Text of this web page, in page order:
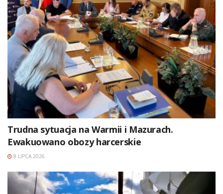
Trudna sytuacja na Warmii i Mazurach.
Ewakuowano obozy harcerskie
8 LIPCA 2026